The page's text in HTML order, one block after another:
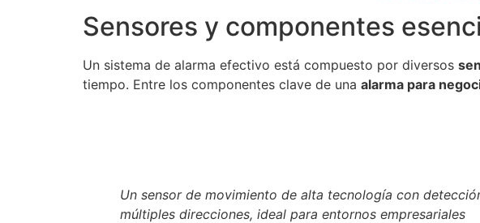
Sensores y componentes
Un sistema de alarma efectivo está compuesto por diversos
tiempo. Entre los componentes clave de una alarma para
Un sensor de movimiento de alta tecnología con
múltiples direcciones, ideal para entornos empresariales